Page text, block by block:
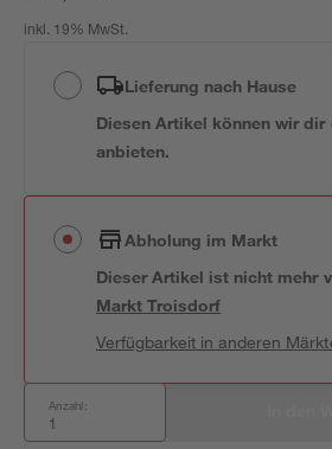
inkl. 19% MwSt.
Lieferung nach Hause
Diesen Artikel können wir
anbieten.
Abholung im Markt
Dieser Artikel ist nicht mehr
MarktTroisdorf
Verfügbarkeit in anderen
Anzahl: